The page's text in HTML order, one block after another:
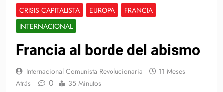
CRISIS CAPITALISTA EUROPA
FRANCIA
INTERNACIONAL
Francia al borde del abismo
Internacional Comunista Revolucionaria
11 Meses
Atrás
0 35 Minutos